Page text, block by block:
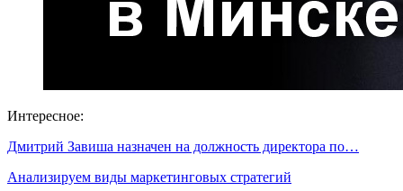
Интересное:
Дмитрий Завиша назначен на должность директора по…
Анализируем виды маркетинговых стратегий